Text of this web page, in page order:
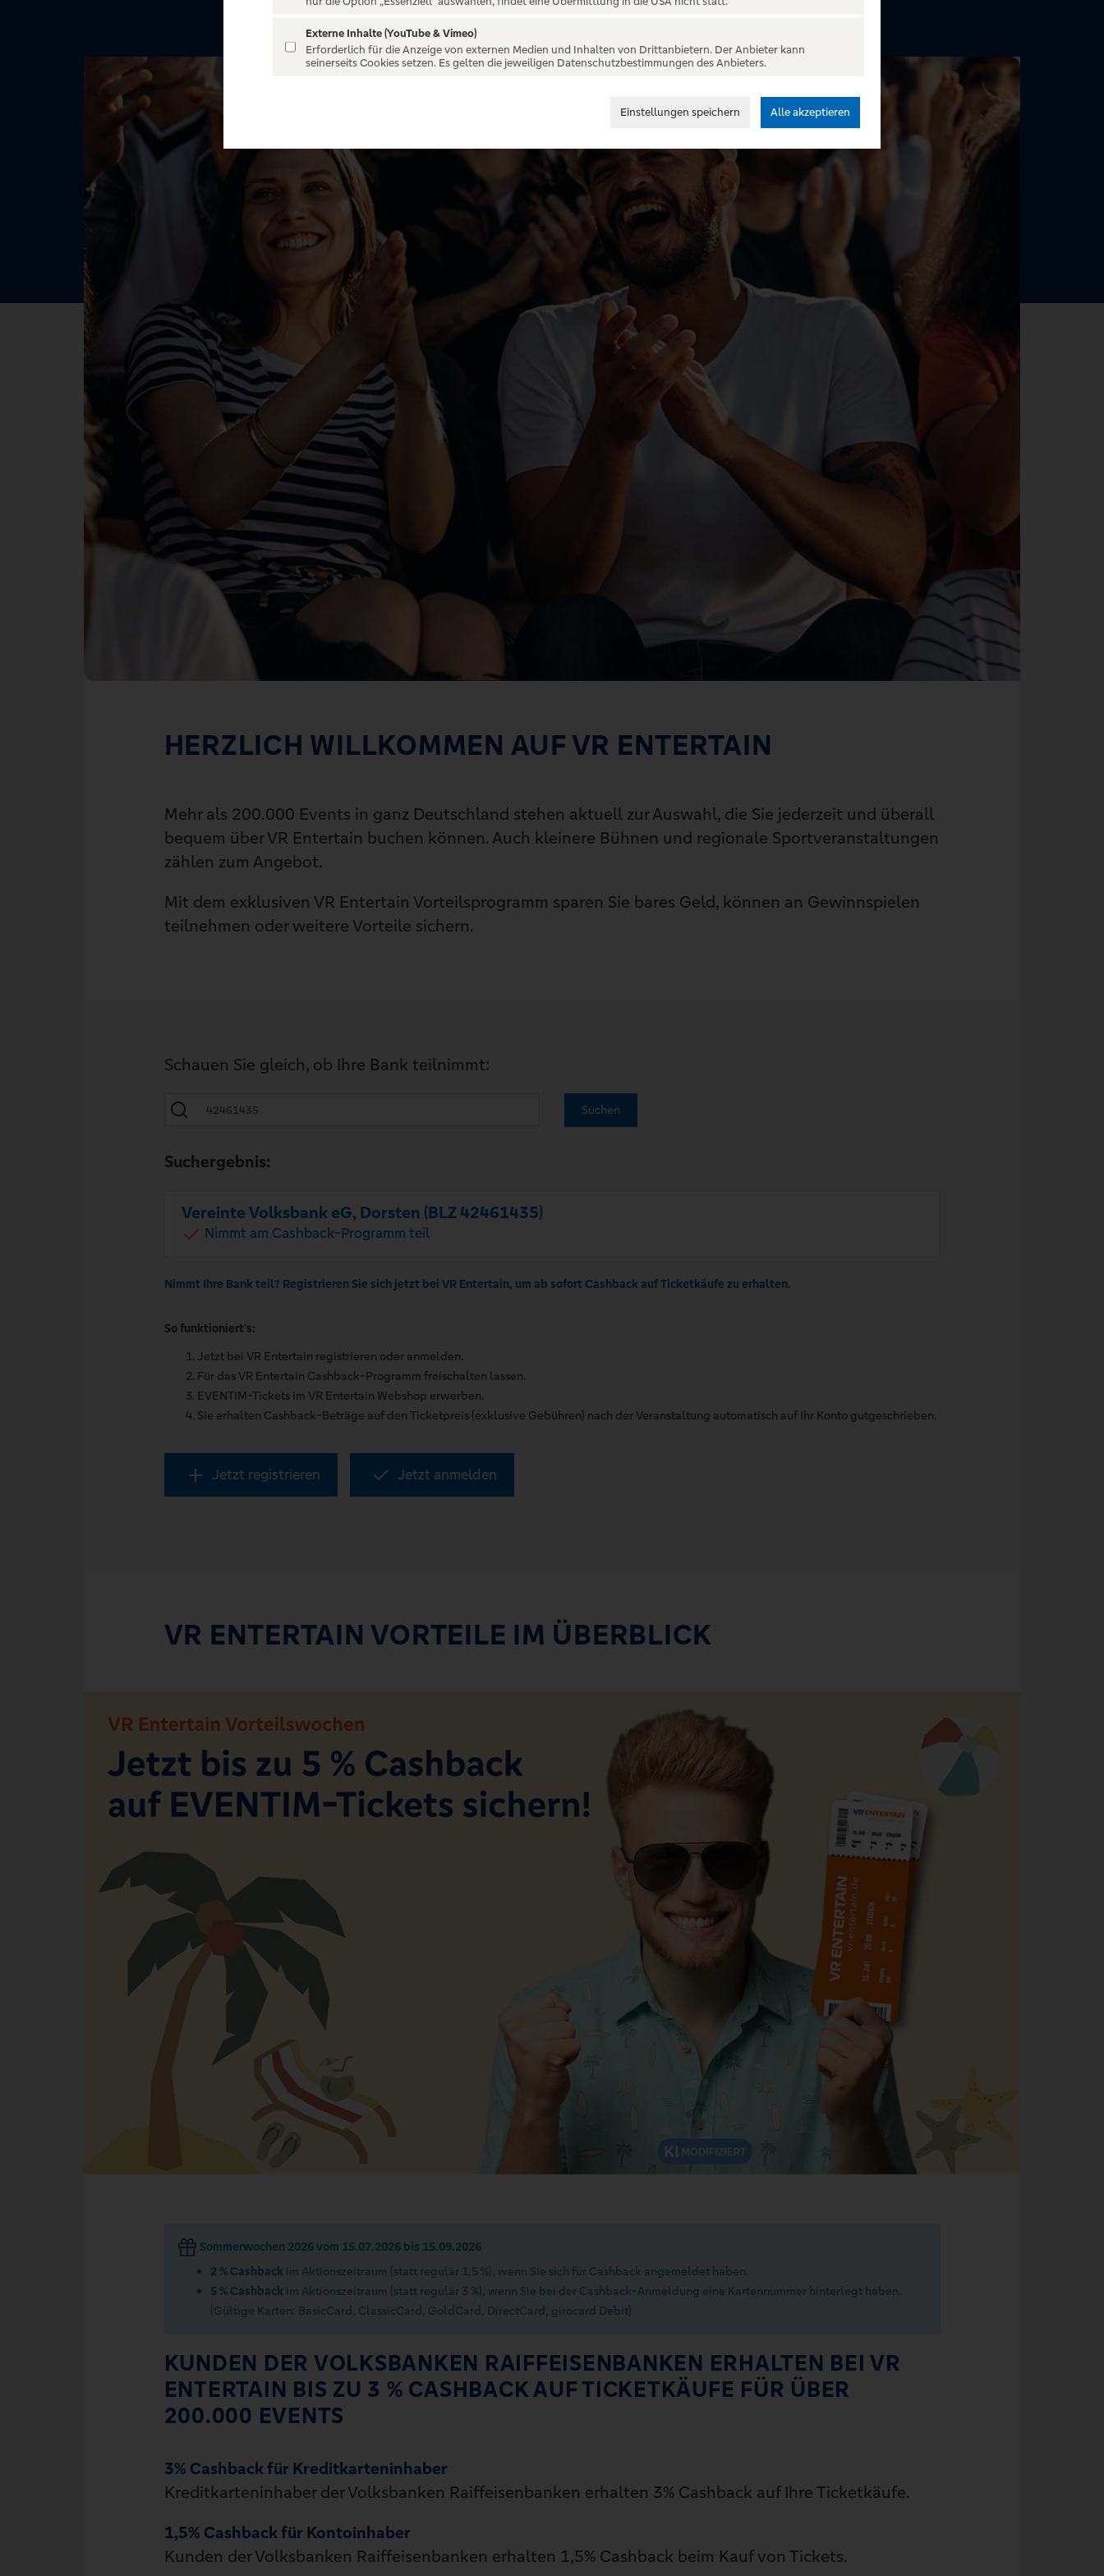
HERZLICH WILLKOMMEN AUF VR ENTERTAIN
Mehr als 200.000 Events in ganz Deutschland stehen aktuell zur Auswahl, die Sie jederzeit und überall
bequem über VR Entertain buchen können. Auch kleinere Bühnen und regionale Sportveranstaltungen
zählen zum Angebot.
Mit dem exklusiven VR Entertain Vorteilsprogramm sparen Sie bares Geld, können an Gewinnspielen
teilnehmen oder weitere Vorteile sichern.
Schauen Sie gleich, ob Ihre Bank teilnimmt:
Suchen
Suchergebnis:
Vereinte Volksbank eG, Dorsten (BLZ 42461435)
Nimmt am Cashback-Programm teil
Nimmt Ihre Bank teil? Registrieren Sie sich jetzt bei VR Entertain, um ab sofort Cashback auf Ticketkäufe zu erhalten.
So funktioniert’s:
Jetzt bei VR Entertain registrieren oder anmelden.
Für das VR Entertain Cashback-Programm freischalten lassen.
EVENTIM-Tickets im VR Entertain Webshop erwerben.
Sie erhalten Cashback-Beträge auf den Ticketpreis (exklusive Gebühren) nach der Veranstaltung automatisch auf Ihr Konto gutgeschrieben.
Jetzt registrieren Jetzt anmelden
VR ENTERTAIN VORTEILE IM ÜBERBLICK
Sommerwochen 2026 vom 15.07.2026 bis 15.09.2026
2 % Cashback im Aktionszeitraum (statt regulär 1,5 %), wenn Sie sich für Cashback angemeldet haben.
5 % Cashback im Aktionszeitraum (statt regulär 3 %), wenn Sie bei der Cashback-Anmeldung eine Kartennummer hinterlegt haben.
(Gültige Karten: BasicCard, ClassicCard, GoldCard, DirectCard, girocard Debit)
KUNDEN DER VOLKSBANKEN RAIFFEISENBANKEN ERHALTEN BEI VR
ENTERTAIN BIS ZU 3 % CASHBACK AUF TICKETKÄUFE FÜR ÜBER
200.000 EVENTS
3% Cashback für Kreditkarteninhaber
Kreditkarteninhaber der Volksbanken Raiffeisenbanken erhalten 3% Cashback auf Ihre Ticketkäufe.
1,5% Cashback für Kontoinhaber
Kunden der Volksbanken Raiffeisenbanken erhalten 1,5% Cashback beim Kauf von Tickets.
Externe Inhalte (YouTube & Vimeo)
Erforderlich für die Anzeige von externen Medien und Inhalten von Drittanbietern. Der Anbieter kann
seinerseits Cookies setzen. Es gelten die jeweiligen Datenschutzbestimmungen des Anbieters.
Einstellungen speichern Alle akzeptieren